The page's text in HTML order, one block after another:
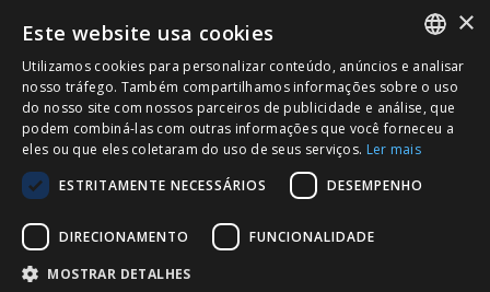
C/ Josep Estivill, 11-13
08027 Barcelona
(Spain)
Madrid
C/ Méndez Álvaro 20, oficina 440
28045 Madrid
(Spain)
SPANISH
CATALÀ
ENGLISH
PORTUGUESE
×
Este website usa cookies
Utilizamos cookies para personalizar conteúdo, anúncios e analisar
nosso tráfego. Também compartilhamos informações sobre o uso
do nosso site com nossos parceiros de publicidade e análise, que
podem combiná-las com outras informações que você forneceu a
eles ou que eles coletaram do uso de seus serviços. Ler mais
ESTRITAMENTE NECESSÁRIOS
DESEMPENHO
DIRECIONAMENTO FUNCIONALIDADE
MOSTRAR DETALHES